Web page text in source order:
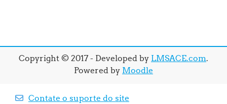
Copyright © 2017 - Developed by LMSACE.com.
Powered by Moodle
Contate o suporte do site